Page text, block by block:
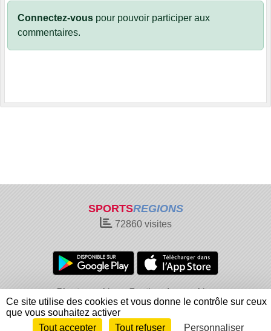
Connectez-vous pour pouvoir participer aux
commentaires.
SPORTSREGIONS
72860visites
Charte cookies
Gestion des cookies
Informations légales
Signaler un contenu inapproprié
Envie de participer ? Connexion
Ce site utilise des cookies et vous donne le contrôle sur ceux
que vous souhaitez activer
Tout accepter
Tout refuser Personnaliser